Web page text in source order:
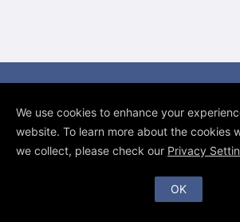
Underwater Photography. All
reserved.
Datenschutzerklärung
We use cookies to enhance your
website. To learn more about the cookies
we collect, please check our Privacy
OK